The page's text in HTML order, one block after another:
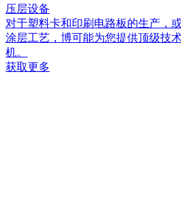
压层设备
对于塑料卡和印刷电路板的生产，
涂层工艺，博可能为您提供顶级技
机。
获取更多